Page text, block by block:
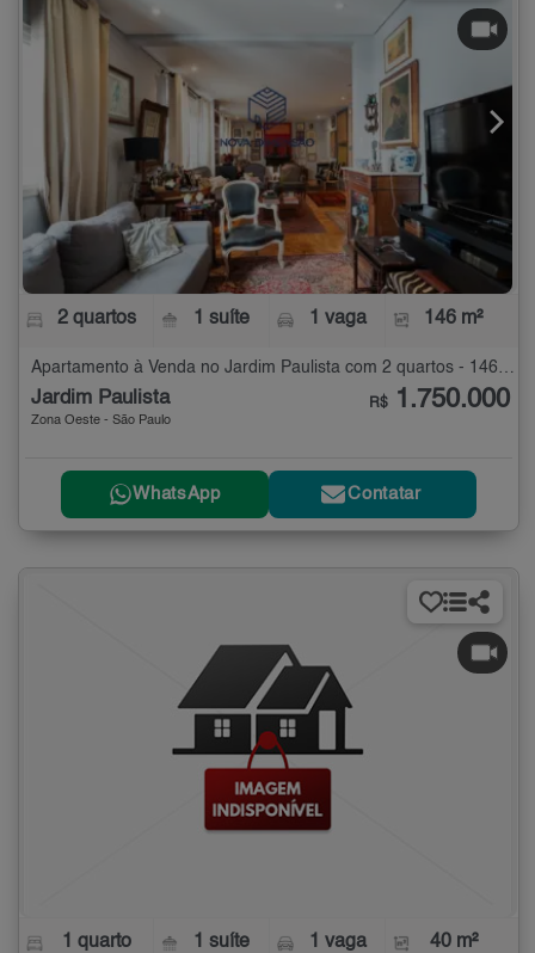
2 quartos 1 suíte 1 vaga 146 m²
Jardim Paulista
Zona Oeste - São Paulo
R$ 1.750.000
WhatsApp Contatar
1 quarto 1 suíte 1 vaga 40 m²